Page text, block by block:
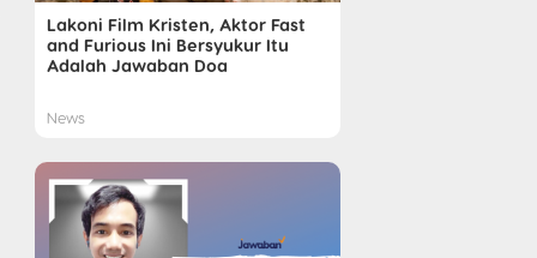
Lakoni Film Kristen, Aktor Fast
and Furious Ini Bersyukur Itu
Adalah Jawaban Doa
News